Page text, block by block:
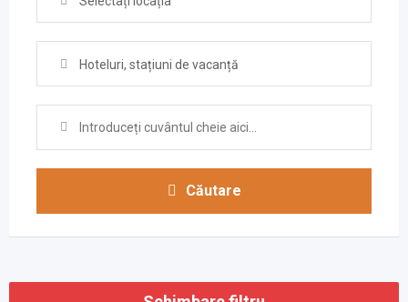
Hoteluri, stațiuni de vacanță
Căutare